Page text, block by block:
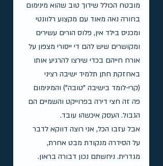
מובטח הכולל שידוך טוב שהוא מינימום
בחורה נאה מאוד עם מקצוע רלוונטי
ומכניס בילד אין, פלוס הורים עשירים
ומקושרים שיש להם די ייסורי מצפון על
אורח חייהם בכדי שירצו להרגיע אותו
באחזקת חתן תלמיד ישיבה רציני
(קרי-לומד בישיבה "טובה") והמינימום
פה זה חצי דירה בפרוייקט והשמיים הם
הגבול. העסק איכשהו עובד.
אבל עזבו הכל, אני רוצה דווקא לדבר
על הסידרה מנקודת מבט אחרת,
מגדרית. ניחשתם נכון דבורה בראון.